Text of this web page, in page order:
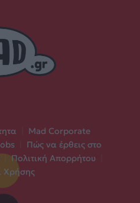
Mad Corporate
Πώς να έρθεις στο
Πολιτική Απορρήτου
Χρήσης